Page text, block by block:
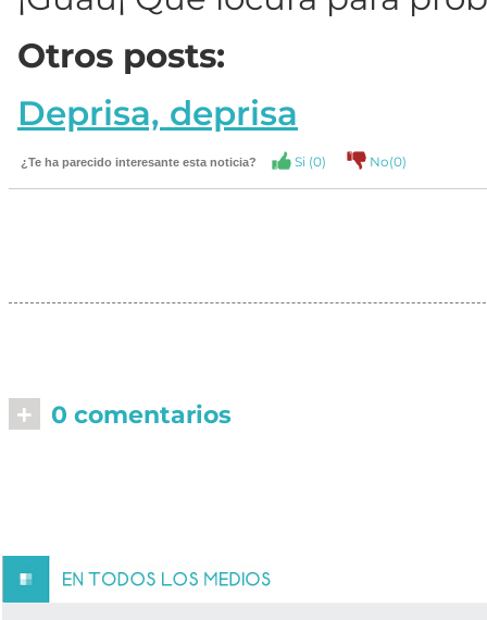
Otros posts:
Deprisa, deprisa
¿Te ha parecido interesante esta noticia? Si (0) No(0)
+ 0 comentarios